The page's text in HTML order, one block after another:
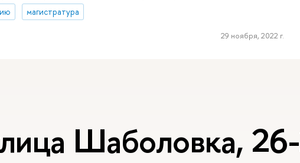
магистратура
29 ноября, 2022 г.
Шаболовка,